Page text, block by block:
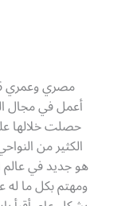
حصلت خلالها
الكثير من
هو جديد في عالم
ومهتم بكل ما له